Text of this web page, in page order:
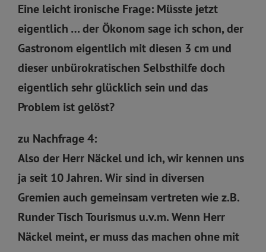
Eine leicht ironische Frage: Müsste jetzt
eigentlich … der Ökonom sage ich schon, der
Gastronom eigentlich mit diesen 3 cm und
dieser unbürokratischen Selbsthilfe doch
eigentlich sehr glücklich sein und das
Problem ist gelöst?
zu Nachfrage 4:
Also der Herr Näckel und ich, wir kennen uns
ja seit 10 Jahren. Wir sind in diversen
Gremien auch gemeinsam vertreten wie z.B.
Runder Tisch Tourismus u.v.m. Wenn Herr
Näckel meint, er muss das machen ohne mit